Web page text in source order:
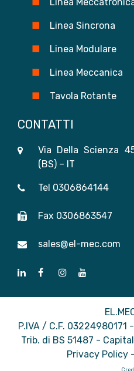
Linea Sincrona
Linea Modulare
Linea Meccanica
Tavola Rotante
CONTATTI
Via Della Scienza
(BS) – IT
Tel 0306864144
Fax 0306863547
sales@el-mec.com
P.IVA / C.F. 03224980171
Trib. di BS 51487 -
Privacy Policy -